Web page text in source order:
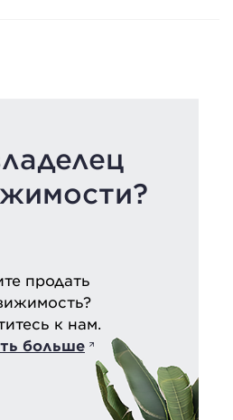
продать
к нам.
больше